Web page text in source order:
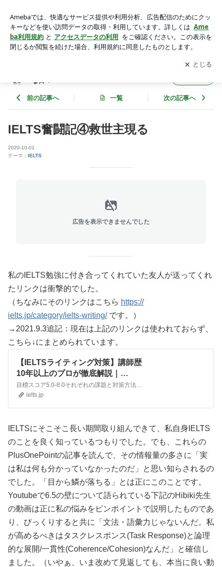
ャルワークな日々
アプリをダウンロードして ブログの更新通知
を受け取りまし
ょう。
開く
な日々
前の記事へ 一覧 次の記事へ
IELTS奮闘記④救世主現る
2020-10-01
テーマ： IELTS
広告を表示できませんでした
私のIELTS勉強に付き合ってくれていた友人が送ってくれ
たリンクは衝撃的でした。
（ちなみにそのリンクはこちら https://
ielts.jp/category/ielts-writing/です。）
→2021.9.3追記：現在は上記のリンクは使われておらず、
こちら↓にまとめられています。
【IELTSライティング対策】講師歴
10年以上のプロが徹底解説｜
PlusOnePoint
目標スコア5.0-8.0それぞれの課題と対策方法をライティング7.5を保有、指導歴10年以上のIELTS講師がわかりやすく解説します。
ielts.jp
IELTSにそこそこ長い期間取り組んできて、私自身IELTS
のことを良く知っているつもりでした。でも、これらの
PlusOnePointの記事を読んで、その情報量の多さに「実
は私は何も分かっていなかったのだ」と思い知らされるの
でした。「目から鱗が落ちる」とは正にこのことです。
Youtubeで6.5の壁について語られている下記のHibiki先生
の動画は正に私の悩みをピンポイントで説明したものであ
り、びっくりすると共に「文法・語彙力じゃないんだ。私
が高めるべきはタスクレスポンス(Task Response)と論理
的な展開/一貫性(Coherence/Cohesion)なんだ」と確信し
ました。（いやぁ、いま改めて見返しても、本当に良い動